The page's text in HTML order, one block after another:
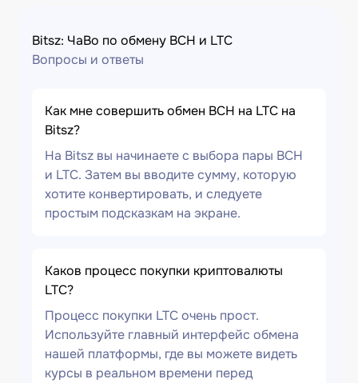
Bitsz: ЧаВо по обмену BCH и LTC
Вопросы и ответы
Как мне совершить обмен BCH на LTC на
Bitsz?
На Bitsz вы начинаете с выбора пары BCH
и LTC. Затем вы вводите сумму, которую
хотите конвертировать, и следуете
простым подсказкам на экране.
Каков процесс покупки криптовалюты
LTC?
Процесс покупки LTC очень прост.
Используйте главный интерфейс обмена
нашей платформы, где вы можете видеть
курсы в реальном времени перед